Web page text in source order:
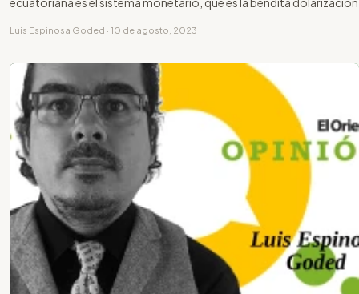
Luis Espinosa Goded · 10 de agosto, 2023